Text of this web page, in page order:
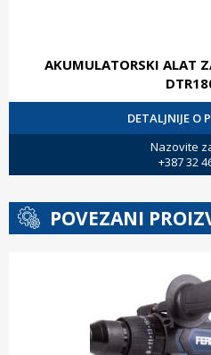
AKUMULATORSKI ALAT
DETALJNIJE O
Nazovite
+387 32
POVEZANI